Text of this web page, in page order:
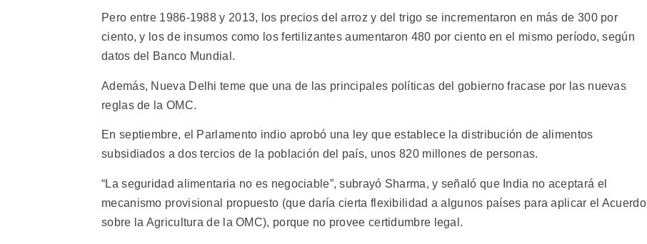
Pero entre 1986-1988 y 2013, los precios del arroz y del trigo se incrementaron en más de 300 por
ciento, y los de insumos como los fertilizantes aumentaron 480 por ciento en el mismo período, según
datos del Banco Mundial.
Además, Nueva Delhi teme que una de las principales políticas del gobierno fracase por las nuevas
reglas de la OMC.
En septiembre, el Parlamento indio aprobó una ley que establece la distribución de alimentos
subsidiados a dos tercios de la población del país, unos 820 millones de personas.
“La seguridad alimentaria no es negociable”, subrayó Sharma, y señaló que India no aceptará el
mecanismo provisional propuesto (que daría cierta flexibilidad a algunos países para aplicar el Acuerdo
sobre la Agricultura de la OMC), porque no provee certidumbre legal.